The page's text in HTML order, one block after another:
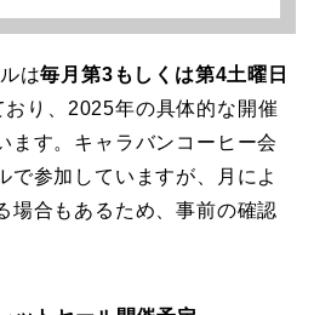
は毎月第3もしくは第4土曜日
おり、2025年の具体的な開催
ます。キャラバンコーヒー会
で参加していますが、月によ
場合もあるため、事前の確認